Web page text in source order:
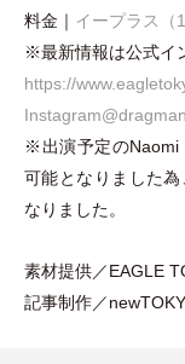
料金｜ イープラス （
※最新情報は公式イ
https://
※出演予定のNaomi
可能となりました為
なりました。
素材提供／EAGLE
記事制作／